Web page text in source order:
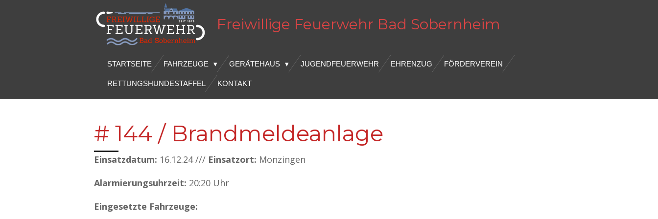
Freiwillige Feuerwehr Bad Sobernheim
STARTSEITE FAHRZEUGE GERÄTEHAUS JUGENDFEUERWEHR EHRENZUG FÖRDERVEREIN
RETTUNGSHUNDESTAFFEL KONTAKT
# 144 / Brandmeldeanlage
Einsatzdatum: 16.12.24 /// Einsatzort: Monzingen
Alarmierungsuhrzeit: 20:20 Uhr
Eingesetzte Fahrzeuge: